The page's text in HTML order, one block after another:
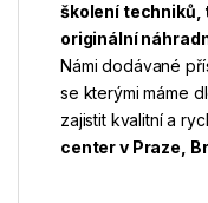
školení
originální
Námi dodávané
se kterými máme
zajistit kvalitní a
center v Praze,